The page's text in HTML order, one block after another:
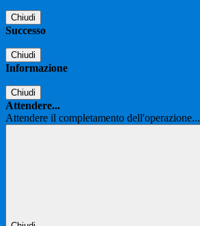
Chiudi
Successo
Chiudi
Informazione
Chiudi
Attendere...
Attendere il completamento dell'operazione...